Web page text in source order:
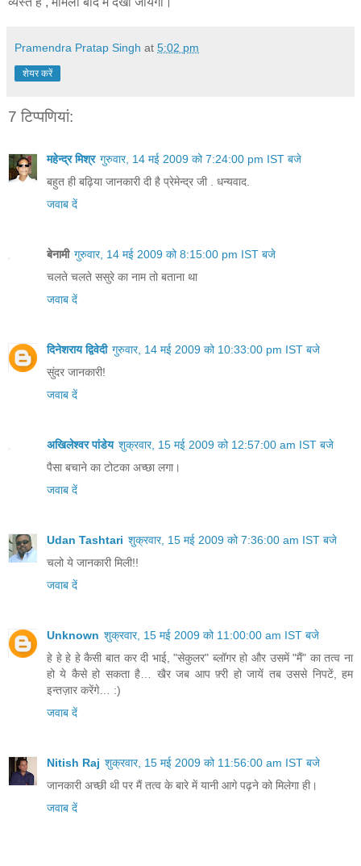
Pramendra Pratap Singh at 5:02 pm
शेयर करें
7 टिप्‍पणियां:
महेन्द्र मिश्र गुरुवार, 14 मई 2009 को 7:24:00 pm IST बजे
बहुत ही बढ़िया जानकारी दी है प्रेमेन्द्र जी . धन्यवाद.
जवाब दें
बेनामी गुरुवार, 14 मई 2009 को 8:15:00 pm IST बजे
चलते चलते ससुरे का नाम तो बताना था
जवाब दें
दिनेशराय द्विवेदी गुरुवार, 14 मई 2009 को 10:33:00 pm IST बजे
सुंदर जानकारी!
जवाब दें
अखिलेश्‍वर पांडेय शुक्रवार, 15 मई 2009 को 12:57:00 am IST बजे
पैसा बचाने का टोटका अच्‍छा लगा।
जवाब दें
Udan Tashtari शुक्रवार, 15 मई 2009 को 7:36:00 am IST बजे
चलो ये जानकारी मिली!!
जवाब दें
Unknown शुक्रवार, 15 मई 2009 को 11:00:00 am IST बजे
हे हे हे हे कैसी बात कर दी भाई, "सेकुलर" ब्लॉगर हो और उसमें "मैं" का तत्व ना
हो ये कैसे हो सकता है… खैर जब आप फ़्री हो जायें तब उससे निपटें, हम
इन्तज़ार करेंगे… :)
जवाब दें
Nitish Raj शुक्रवार, 15 मई 2009 को 11:56:00 am IST बजे
जानकारी अच्छी थी पर मैं तत्व के बारे में यानी आगे पढ़ने को मिलेगा ही।
जवाब दें